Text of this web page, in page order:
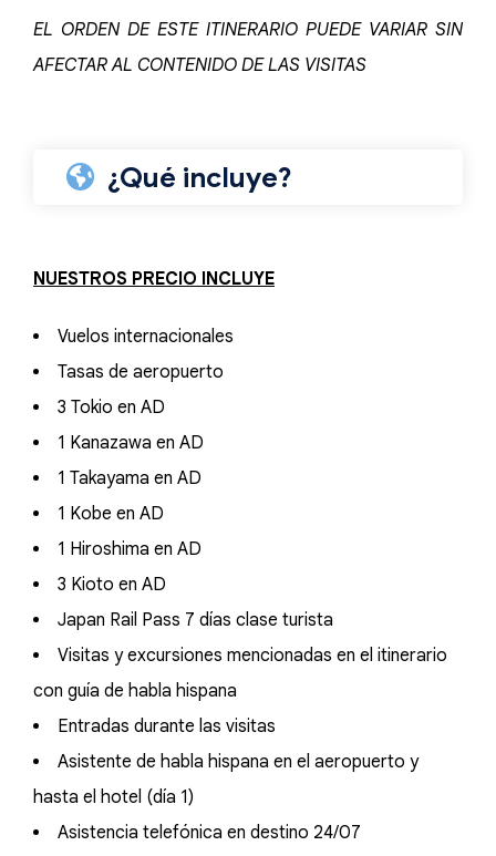
EL ORDEN DE ESTE ITINERARIO PUEDE VARIAR SIN
AFECTAR AL CONTENIDO DE LAS VISITAS
¿Qué incluye?
NUESTROS PRECIO INCLUYE
Vuelos internacionales
Tasas de aeropuerto
3 Tokio en AD
1 Kanazawa en AD
1 Takayama en AD
1 Kobe en AD
1 Hiroshima en AD
3 Kioto en AD
Japan Rail Pass 7 días clase turista
Visitas y excursiones mencionadas en el itinerario
con guía de habla hispana
Entradas durante las visitas
Asistente de habla hispana en el aeropuerto y
hasta el hotel (día 1)
Asistencia telefónica en destino 24/07